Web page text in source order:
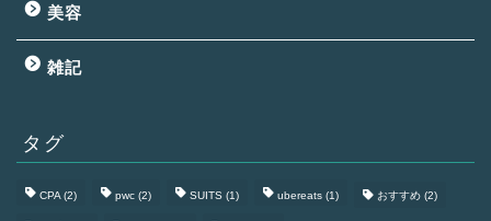
美容
雑記
タグ
CPA (2) pwc (2) SUITS (1) ubereats (1) おすすめ (2)